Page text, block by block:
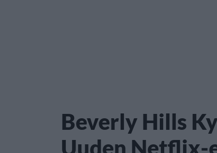
Beverly Hills
Uuden Netflix-